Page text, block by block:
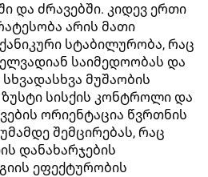
და ძრავებში. კიდევ ერთი
არის მათი
სტაბილურობა, რაც
საიმედოობას და
მუშაობის
ზუსტი სისქის კონტროლი და
ორიენტაცია წვრთნის
შემცირებას, რაც
დანახარჯების
ეფექტურობის